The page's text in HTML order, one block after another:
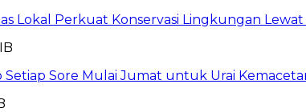
Lokal Perkuat Konservasi Lingkungan Lewat
Sore Mulai Jumat untuk Urai